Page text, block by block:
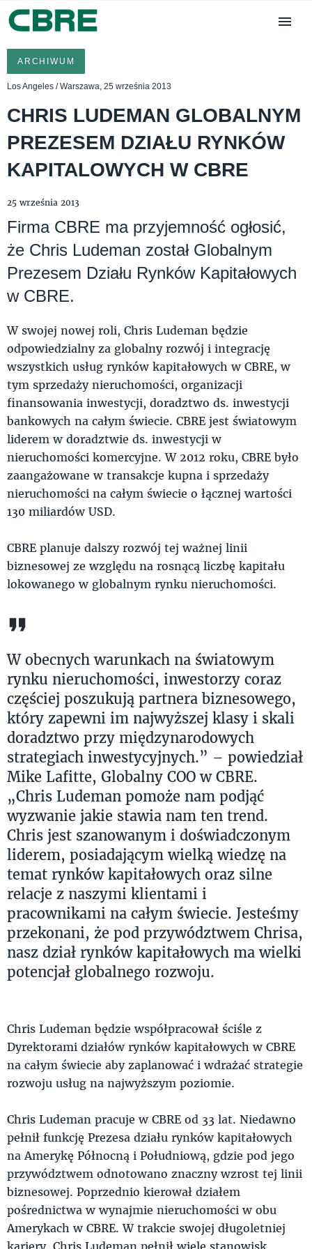
ARCHIWUM
Los Angeles / Warszawa, 25 września 2013
CHRIS LUDEMAN GLOBALNYM
PREZESEM DZIAŁU RYNKÓW
KAPITALOWYCH W CBRE
25 września 2013
Firma CBRE ma przyjemność ogłosić,
że Chris Ludeman został Globalnym
Prezesem Działu Rynków Kapitałowych
w CBRE.
W swojej nowej roli, Chris Ludeman będzie
odpowiedzialny za globalny rozwój i integrację
wszystkich usług rynków kapitałowych w CBRE, w
tym sprzedaży nieruchomości, organizacji
finansowania inwestycji, doradztwo ds. inwestycji
bankowych na całym świecie. CBRE jest światowym
liderem w doradztwie ds. inwestycji w
nieruchomości komercyjne. W 2012 roku, CBRE było
zaangażowane w transakcje kupna i sprzedaży
nieruchomości na całym świecie o łącznej wartości
130 miliardów USD.
CBRE planuje dalszy rozwój tej ważnej linii
biznesowej ze względu na rosnącą liczbę kapitału
lokowanego w globalnym rynku nieruchomości.
W obecnych warunkach na światowym
rynku nieruchomości, inwestorzy coraz
częściej poszukują partnera biznesowego,
który zapewni im najwyższej klasy i skali
doradztwo przy międzynarodowych
strategiach inwestycyjnych.” – powiedział
Mike Lafitte, Globalny COO w CBRE.
„Chris Ludeman pomoże nam podjąć
wyzwanie jakie stawia nam ten trend.
Chris jest szanowanym i doświadczonym
liderem, posiadającym wielką wiedzę na
temat rynków kapitałowych oraz silne
relacje z naszymi klientami i
pracownikami na całym świecie. Jesteśmy
przekonani, że pod przywództwem Chrisa,
nasz dział rynków kapitałowych ma wielki
potencjał globalnego rozwoju.
Chris Ludeman będzie współpracował ściśle z
Dyrektorami działów rynków kapitałowych w CBRE
na całym świecie aby zaplanować i wdrażać strategie
rozwoju usług na najwyższym poziomie.
Chris Ludeman pracuje w CBRE od 33 lat. Niedawno
pełnił funkcję Prezesa działu rynków kapitałowych
na Amerykę Północną i Południową, gdzie pod jego
przywództwem odnotowano znaczny wzrost tej linii
biznesowej. Poprzednio kierował działem
pośrednictwa w wynajmie nieruchomości w obu
Amerykach w CBRE. W trakcie swojej długoletniej
kariery, Chris Ludeman pełnił wiele stanowisk